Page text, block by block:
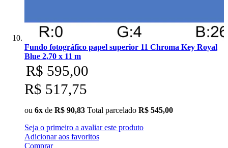
Fundo fotográfico papel superior 11 Chroma Key Royal
Blue 2,70 x 11 m
R$ 595,00
R$ 517,75
ou 6x de R$ 90,83 Total parcelado R$ 545,00
Seja o primeiro a avaliar este produto
Adicionar aos favoritos
Comprar